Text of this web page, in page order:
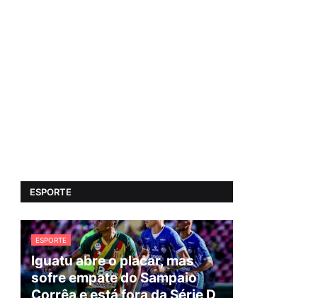
ESPORTE
ESPORTE
Iguatu abre o placar, mas
sofre empate do Sampaio